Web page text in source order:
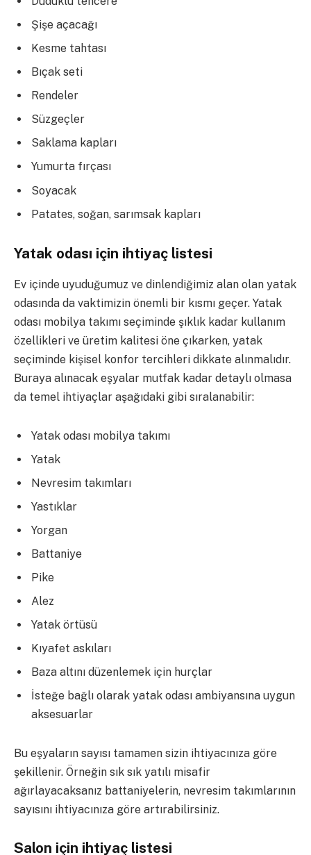
Şişe açacağı
Kesme tahtası
Bıçak seti
Rendeler
Süzgeçler
Saklama kapları
Yumurta fırçası
Soyacak
Patates, soğan, sarımsak kapları
Yatak odası için ihtiyaç listesi
Ev içinde uyuduğumuz ve dinlendiğimiz alan olan yatak
odasında da vaktimizin önemli bir kısmı geçer. Yatak
odası mobilya takımı seçiminde şıklık kadar kullanım
özellikleri ve üretim kalitesi öne çıkarken, yatak
seçiminde kişisel konfor tercihleri dikkate alınmalıdır.
Buraya alınacak eşyalar mutfak kadar detaylı olmasa
da temel ihtiyaçlar aşağıdaki gibi sıralanabilir:
Yatak odası mobilya takımı
Yatak
Nevresim takımları
Yastıklar
Yorgan
Battaniye
Pike
Alez
Yatak örtüsü
Kıyafet askıları
Baza altını düzenlemek için hurçlar
İsteğe bağlı olarak yatak odası ambiyansına uygun
aksesuarlar
Bu eşyaların sayısı tamamen sizin ihtiyacınıza göre
şekillenir. Örneğin sık sık yatılı misafir
ağırlayacaksanız battaniyelerin, nevresim takımlarının
sayısını ihtiyacınıza göre artırabilirsiniz.
Salon için ihtiyaç listesi